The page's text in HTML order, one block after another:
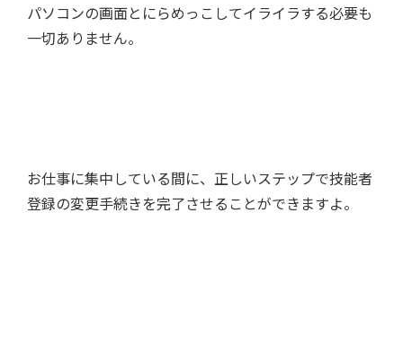
パソコンの画面とにらめっこしてイライラする必要も
一切ありません。
お仕事に集中している間に、正しいステップで技能者
登録の変更手続きを完了させることができますよ。